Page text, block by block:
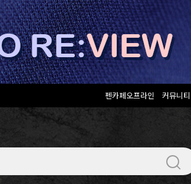
펜카페오프라인 커뮤니티